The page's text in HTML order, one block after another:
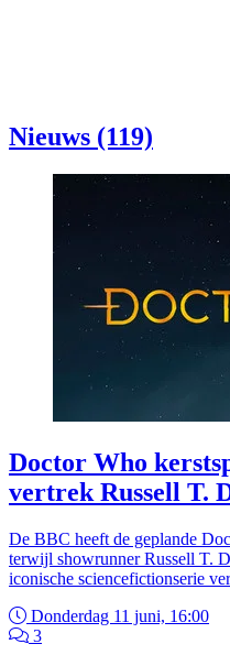
Nieuws (119)
Doctor Who
vertrek Russell T.
De BBC heeft de geplande
terwijl showrunner Russell T.
iconische sciencefictionserie
Donderdag 11 juni, 16:00
3